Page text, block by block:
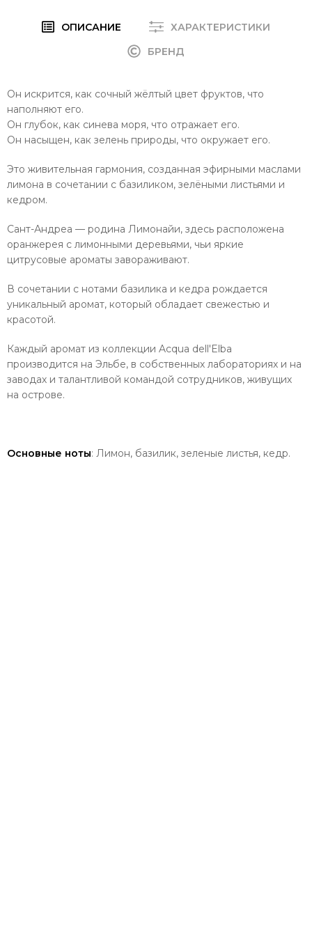
ОПИСАНИЕ
ХАРАКТЕРИСТИКИ
БРЕНД
Он искрится, как сочный жёлтый цвет фруктов, что
наполняют его.
Он глубок, как синева моря, что отражает его.
Он насыщен, как зелень природы, что окружает его.
Это живительная гармония, созданная эфирными маслами
лимона в сочетании с базиликом, зелёными листьями и
кедром.
Сант-Андреа — родина Лимонайи, здесь расположена
оранжерея с лимонными деревьями, чьи яркие
цитрусовые ароматы завораживают.
В сочетании с нотами базилика и кедра рождается
уникальный аромат, который обладает свежестью и
красотой.
Каждый аромат из коллекции Acqua dell'Elba
производится на Эльбе, в собственных лабораториях и на
заводах и талантливой командой сотрудников, живущих
на острове.
Основные ноты: Лимон, базилик, зеленые листья, кедр.